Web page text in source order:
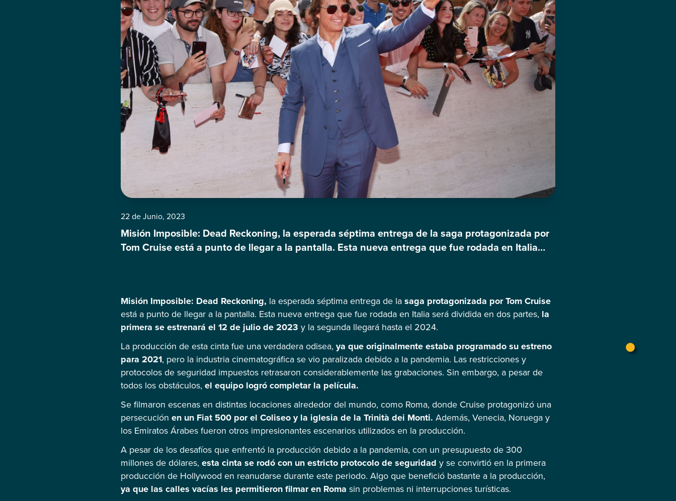
22 de Junio, 2023
Misión Imposible: Dead Reckoning, la esperada séptima entrega de la saga protagonizada por
Tom Cruise está a punto de llegar a la pantalla. Esta nueva entrega que fue rodada en Italia
Misión Imposible: Dead Reckoning, la esperada séptima entrega de la saga protagonizada por Tom Cruise
está a punto de llegar a la pantalla. Esta nueva entrega que fue rodada en Italia será dividida en dos partes, la
primera se estrenará el 12 de julio de 2023 y la segunda llegará hasta el 2024.
La producción de esta cinta fue una verdadera odisea, ya que originalmente estaba programado su estreno
para 2021, pero la industria cinematográfica se vio paralizada debido a la pandemia. Las restricciones y
protocolos de seguridad impuestos retrasaron considerablemente las grabaciones. Sin embargo, a pesar de
todos los obstáculos, el equipo logró completar la película.
Se filmaron escenas en distintas locaciones alrededor del mundo, como Roma, donde Cruise protagonizó una
persecución en un Fiat 500 por el Coliseo y la iglesia de la Trinità dei Monti. Además, Venecia, Noruega y
los Emiratos Árabes fueron otros impresionantes escenarios utilizados en la producción.
A pesar de los desafíos que enfrentó la producción debido a la pandemia, con un presupuesto de 300
millones de dólares, esta cinta se rodó con un estricto protocolo de seguridad y se convirtió en la primera
producción de Hollywood en reanudarse durante este periodo. Algo que benefició bastante a la producción,
ya que las calles vacías les permitieron filmar en Roma sin problemas ni interrupciones turísticas.